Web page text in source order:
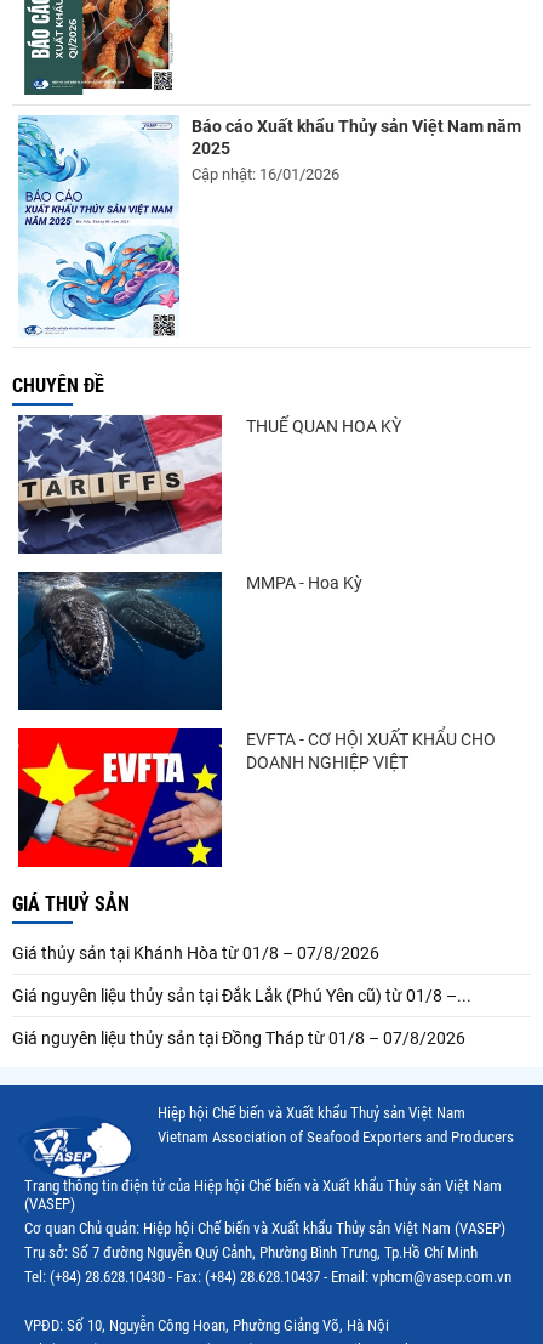
Báo cáo Xuất khẩu Thủy sản Việt Nam năm
2025
Cập nhật: 16/01/2026
CHUYÊN ĐỀ
THUẾ QUAN HOA KỲ
MMPA - Hoa Kỳ
EVFTA - CƠ HỘI XUẤT KHẨU CHO
DOANH NGHIỆP VIỆT
GIÁ THUỶ SẢN
Giá thủy sản tại Khánh Hòa từ 01/8 – 07/8/2026
Giá nguyên liệu thủy sản tại Đắk Lắk (Phú Yên cũ) từ 01/8 –...
Giá nguyên liệu thủy sản tại Đồng Tháp từ 01/8 – 07/8/2026
Hiệp hội Chế biến và Xuất khẩu Thuỷ sản Việt Nam
Vietnam Association of Seafood Exporters and Producers
Trang thông tin điện tử của Hiệp hội Chế biến và Xuất khẩu Thủy sản Việt Nam
(VASEP)
Cơ quan Chủ quản: Hiệp hội Chế biến và Xuất khẩu Thủy sản Việt Nam (VASEP)
Trụ sở: Số 7 đường Nguyễn Quý Cảnh, Phường Bình Trưng, Tp.Hồ Chí Minh
Tel: (+84) 28.628.10430 - Fax: (+84) 28.628.10437 - Email: vphcm@vasep.com.vn
VPĐD: Số 10, Nguyễn Công Hoan, Phường Giảng Võ, Hà Nội